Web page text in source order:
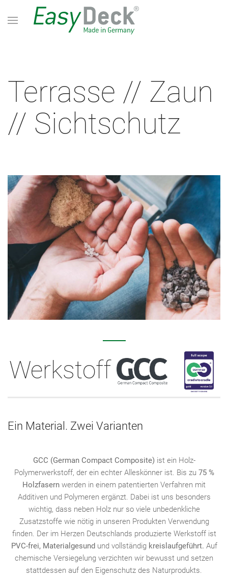
Terrasse // Zaun
// Sichtschutz
Werkstoff
Ein Material. Zwei Varianten
GCC (German Compact Composite) ist ein Holz-
Polymerwerkstoff, der ein echter Alleskönner ist. Bis zu 75 %
Holzfasern werden in einem patentierten Verfahren mit
Additiven und Polymeren ergänzt. Dabei ist uns besonders
wichtig, dass neben Holz nur so viele unbedenkliche
Zusatzstoffe wie nötig in unseren Produkten Verwendung
finden. Der im Herzen Deutschlands produzierte Werkstoff ist
PVC-frei, Materialgesundund vollständig kreislaufgeführt. Auf
chemische Versiegelung verzichten wir bewusst und setzen
stattdessen auf den Eigenschutz des Naturprodukts.